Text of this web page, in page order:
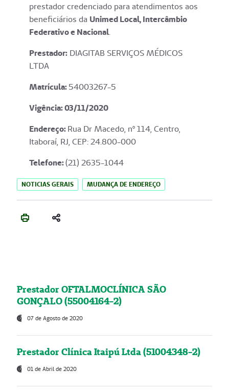
prestador credenciado para atendimentos aos
beneficiários da Unimed Local, Intercâmbio
Federativo e Nacional.
Prestador: DIAGITAB SERVIÇOS MÉDICOS
LTDA
Matrícula:54003267-5
Vigência: 03/11/2020
Endereço:Rua Dr Macedo, nº 114, Centro,
Itaboraí, RJ, CEP: 24.800-000
Telefone:(21) 2635-1044
NOTICIAS GERAIS MUDANÇA DE ENDEREÇO
Prestador OFTALMOCLÍNICA SÃO
GONÇALO (55004164-2)
07 de Agosto de 2020
Prestador Clínica Itaipú Ltda (51004348-2)
01 de Abril de 2020